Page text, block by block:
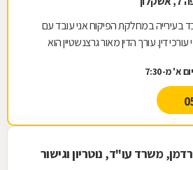
בעירייה במחלקת הפיקוח אני עובד עם
דין. עורך הדין מאור גרצנשטיין הוא
עליו ואני ממליץ עליו. תודה רבה!
א' מ-7:30
משרד עו"ד, נוטריון וגישור